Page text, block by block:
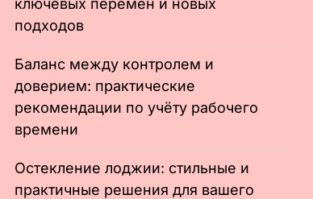
ключевых перемен и новых
подходов
Баланс между контролем и
доверием: практические
рекомендации по учёту рабочего
времени
Остекление лоджии: стильные и
практичные решения для вашего